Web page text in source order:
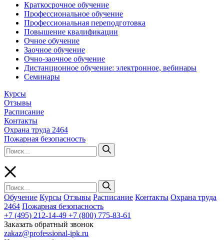
Краткосрочное обучение
Профессиональное обучение
Профессиональная переподготовка
Повышение квалификации
Очное обучение
Заочное обучение
Очно-заочное обучение
Дистанционное обучение: электронное, вебинары
Семинары
Курсы
Отзывы
Расписание
Контакты
Охрана труда 2464
Пожарная безопасность
Обучение Курсы Отзывы Расписание Контакты Охрана труда
2464 Пожарная безопасность
+7 (495) 212-14-49 +7 (800) 775-83-61
Заказать обратный звонок
zakaz@professional-ipk.ru